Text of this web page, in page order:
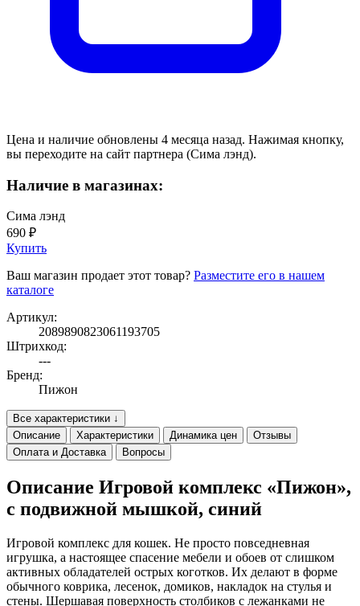
Цена и наличие обновлены 4 месяца назад. Нажимая кнопку,
вы переходите на сайт партнера (Сима лэнд).
Наличие в магазинах:
Сима лэнд
690 ₽
Купить
Ваш магазин продает этот товар? Разместите его в нашем
каталоге
Артикул:
2089890823061193705
Штрихкод:
---
Бренд:
Пижон
Все характеристики ↓
Описание
Характеристики Динамика цен
Отзывы
Оплата и Доставка
Вопросы
Описание Игровой комплекс «Пижон»,
с подвижной мышкой, синий
Игровой комплекс для кошек. Не просто повседневная
игрушка, а настоящее спасение мебели и обоев от слишком
активных обладателей острых коготков. Их делают в форме
обычного коврика, лесенок, домиков, накладок на стулья и
стены. Шершавая поверхность столбиков с лежанками не